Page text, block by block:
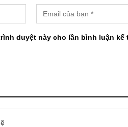
duyệt này cho lần bình luận kế